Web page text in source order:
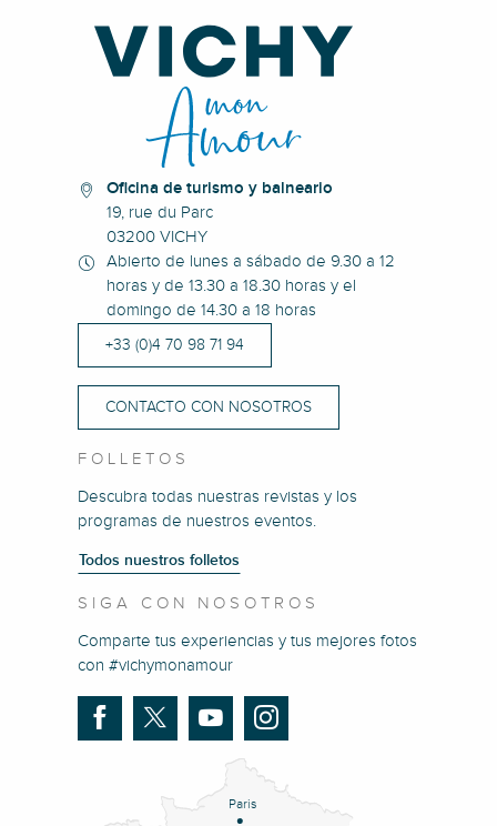
Oficina de turismo y balneario
19, rue du Parc
03200 VICHY
Abierto de lunes a sábado de 9.30 a 12
horas y de 13.30 a 18.30 horas y el
domingo de 14.30 a 18 horas
+33 (0)4 70 98 71 94
CONTACTO CON NOSOTROS
FOLLETOS
Descubra todas nuestras revistas y los
programas de nuestros eventos.
Todos nuestros folletos
SIGA CON NOSOTROS
Comparte tus experiencias y tus mejores fotos
con #vichymonamour
Paris